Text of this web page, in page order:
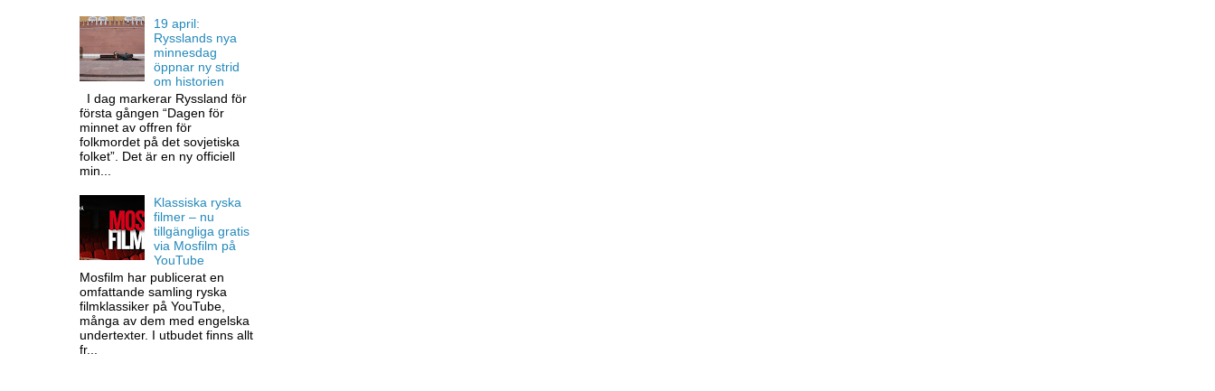
19 april:
Rysslands nya
minnesdag
öppnar ny strid
om historien
I dag markerar Ryssland för
första gången “Dagen för
minnet av offren för
folkmordet på det sovjetiska
folket”. Det är en ny officiell
min...
Klassiska ryska
filmer – nu
tillgängliga gratis
via Mosfilm på
YouTube
Mosfilm har publicerat en
omfattande samling ryska
filmklassiker på YouTube,
många av dem med engelska
undertexter. I utbudet finns allt
fr...